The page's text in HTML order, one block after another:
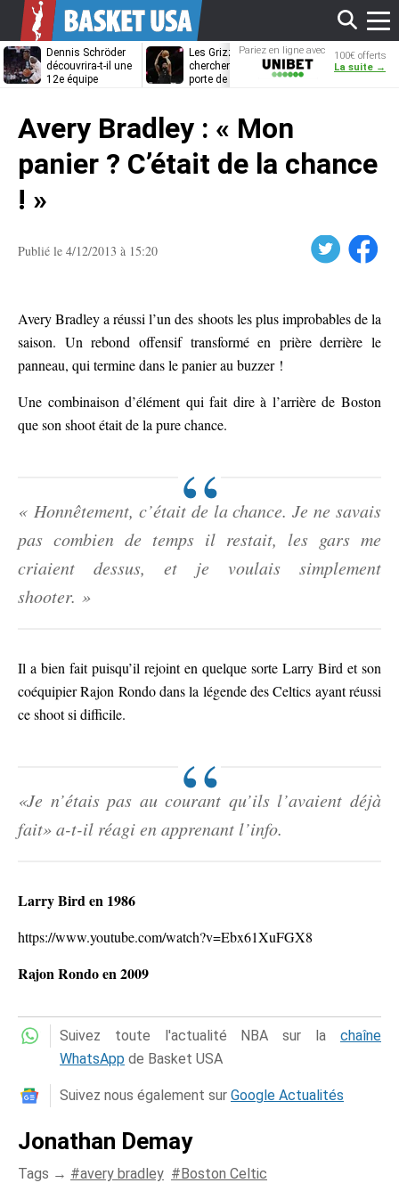
Dennis Schröder
découvrira-t-il une
12e équipe
Les Grizzlies
cherchent déjà une
porte de sortie
Dwane Casey
bientôt coach
Pariez en ligne avec
Unibet
100€ offerts
La suite →
Avery Bradley : « Mon
panier ? C’était de la chance
! »
Publié le 4/12/2013 à 15:20 Facebook
Avery Bradley a réussi l’un des shoots les plus improbables de la
saison. Un rebond offensif transformé en prière derrière le
panneau, qui termine dans le panier au buzzer !
Une combinaison d’élément qui fait dire à l’arrière de Boston
que son shoot était de la pure chance.
« Honnêtement, c’était de la chance. Je ne savais
pas combien de temps il restait, les gars me
criaient dessus, et je voulais simplement
shooter. »
Il a bien fait puisqu’il rejoint en quelque sorte Larry Bird et son
coéquipier Rajon Rondo dans la légende des Celtics ayant réussi
ce shoot si difficile.
«Je n’étais pas au courant qu’ils l’avaient déjà
fait» a-t-il réagi en apprenant l’info.
Larry Bird en 1986
https://www.youtube.com/watch?v=Ebx61XuFGX8
Rajon Rondo en 2009
Suivez toute l'actualité NBA sur la chaîne
WhatsApp de Basket USA
Suivez nous également sur Google Actualités
Jonathan Demay
Tags → avery bradley Boston Celtic